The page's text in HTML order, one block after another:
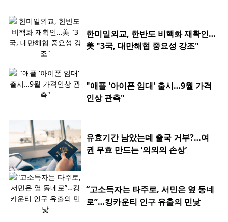
한미일외교, 한반도 비핵화 재확인…
美 "3국, 대만해협 중요성 강조"
"애플 '아이폰 임대' 출시…9월 가격
인상 관측"
유효기간 남았는데 출국 거부?…여
권 무효 만드는 ‘의외의 손상’
“고소득자는 타주로, 서민은 옆 동네
로”…킹카운티 인구 유출의 민낯